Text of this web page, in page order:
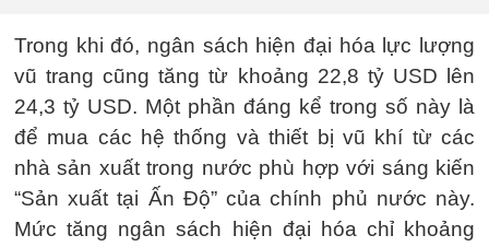
Trong khi đó, ngân sách hiện đại hóa lực lượng
vũ trang cũng tăng từ khoảng 22,8 tỷ USD lên
24,3 tỷ USD. Một phần đáng kể trong số này là
để mua các hệ thống và thiết bị vũ khí từ các
nhà sản xuất trong nước phù hợp với sáng kiến
“Sản xuất tại Ấn Độ” của chính phủ nước này.
Mức tăng ngân sách hiện đại hóa chỉ khoảng